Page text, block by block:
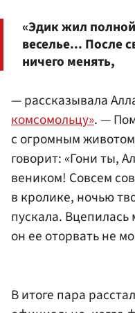
«Эдик жил
веселье... После
ничего менять,
— рассказывала
комсомольцу». —
с огромным
говорит: «Гони ты,
веником! Совсем
в кролике, ночью
пускала.
он ее оторвать не
В итоге пара